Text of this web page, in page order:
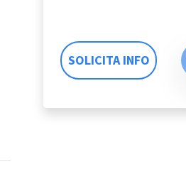
SOLICITA INFO